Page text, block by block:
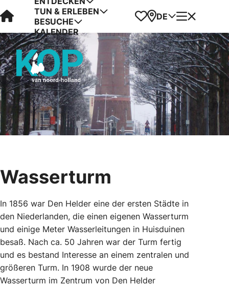
Visit Kop van Holland
TUN & ERLEBEN
BESUCHE
KALENDER
Favoriten
Karte
DE Menü
Wasserturm
In 1856 war Den Helder eine der ersten Städte in
den Niederlanden, die einen eigenen Wasserturm
und einige Meter Wasserleitungen in Huisduinen
besaß. Nach ca. 50 Jahren war der Turm fertig
und es bestand Interesse an einem zentralen und
größeren Turm. In 1908 wurde der neue
Wasserturm im Zentrum von Den Helder